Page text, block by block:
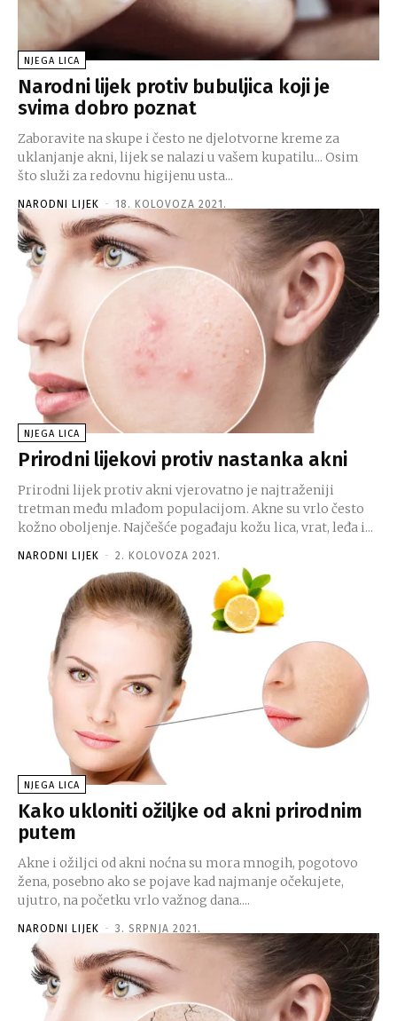
NJEGA LICA
Narodni lijek protiv bubuljica koji je
svima dobro poznat
Zaboravite na skupe i često ne djelotvorne kreme za
uklanjanje akni, lijek se nalazi u vašem kupatilu... Osim
što služi za redovnu higijenu usta...
NARODNI LIJEK - 18. KOLOVOZA 2021.
NJEGA LICA
Prirodni lijekovi protiv nastanka akni
Prirodni lijek protiv akni vjerovatno je najtraženiji
tretman među mlađom populacijom. Akne su vrlo često
kožno oboljenje. Najčešće pogađaju kožu lica, vrat, leđa i...
NARODNI LIJEK - 2. KOLOVOZA 2021.
NJEGA LICA
Kako ukloniti ožiljke od akni prirodnim
putem
Akne i ožiljci od akni noćna su mora mnogih, pogotovo
žena, posebno ako se pojave kad najmanje očekujete,
ujutro, na početku vrlo važnog dana....
NARODNI LIJEK - 3. SRPNJA 2021.